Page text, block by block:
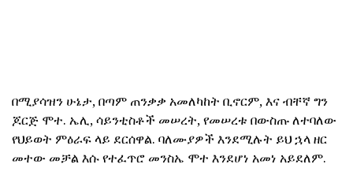
በሚያሳዝን ሁኔታ, በጣም ጠንቃቃ አመለካከት ቢኖርም, እና ብቸኛ ግን
ጆርጅ ሞተ. ኤሊ, ሳይንቲስቶች መሠረት, የመሠረቱ በውስጡ ለተባለው
የህይወት ምዕራፍ ላይ ደርሰዋል. ባለሙያዎች እንደሚሉት ይህ ኋላ ዘር
መተው መቻል እሱ የተፈጥሮ መንስኤ ሞተ እንደሆነ አመነ አይደለም.